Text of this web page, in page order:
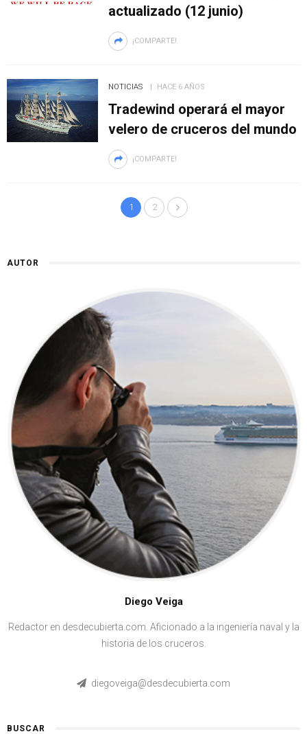
actualizado (12 junio)
¡COMPARTE!
NOTICIAS HACE 6 AÑOS
Tradewind operará el mayor
velero de cruceros del mundo
¡COMPARTE!
1 2
AUTOR
Diego Veiga
Redactor en desdecubierta.com. Aficionado a la ingeniería naval y la
historia de los cruceros.
diegoveiga@desdecubierta.com
BUSCAR